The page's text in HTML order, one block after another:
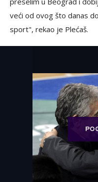
veći od ovog što danas
sport", rekao je Plećaš.